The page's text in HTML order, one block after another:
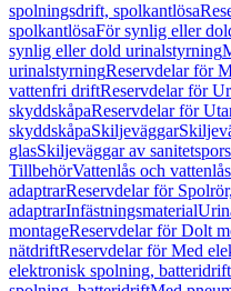
spolningsdrift, spolkantlösa
spolkantlösaFör synlig eller
synlig eller dold urinalstyrning
urinalstyrningReservdelar för
vattenfri driftReservdelar för
skyddskåpaReservdelar för
skyddskåpaSkiljeväggar
glasSkiljeväggar av
TillbehörVattenlås och
adaptrarReservdelar för
adaptrarInfästningsmaterial
montageReservdelar för Dolt
nätdriftReservdelar för Med
elektronisk spolning, batteridrift